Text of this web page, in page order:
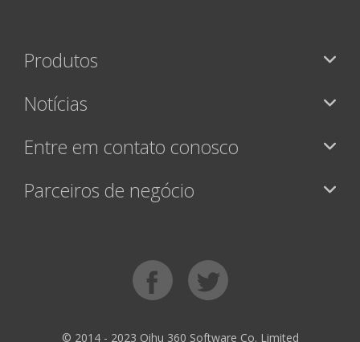
Produtos
Notícias
Entre em contato conosco
Parceiros de negócio
© 2014 - 2023 Qihu 360 Software Co. Limited